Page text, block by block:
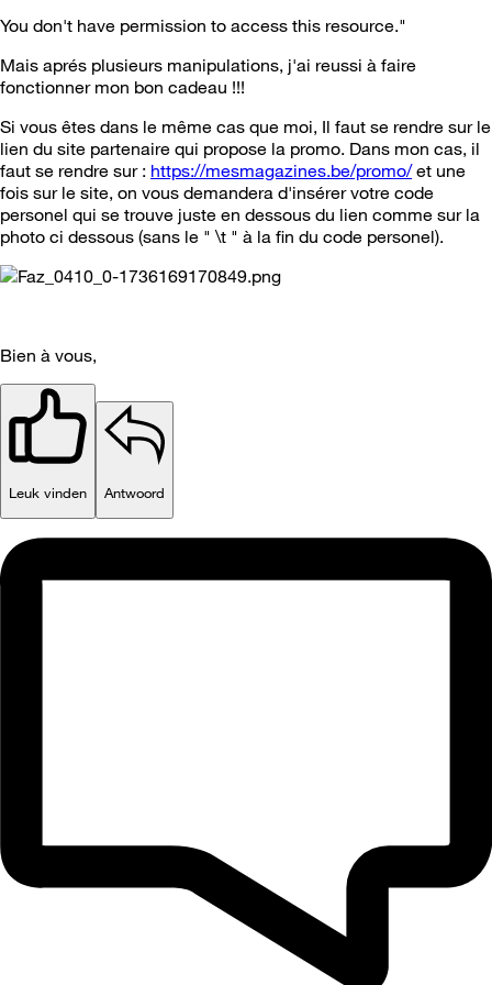
You don't have permission to access this resource."
Mais aprés plusieurs manipulations, j'ai reussi à faire
fonctionner mon bon cadeau !!!
Si vous êtes dans le même cas que moi, Il faut se rendre sur le
lien du site partenaire qui propose la promo. Dans mon cas, il
faut se rendre sur : https://mesmagazines.be/promo/et une
fois sur le site, on vous demandera d'insérer votre code
personel qui se trouve juste en dessous du lien comme sur la
photo ci dessous (sans le " \t " à la fin du code personel).
Bien à vous,
Leuk vinden Antwoord